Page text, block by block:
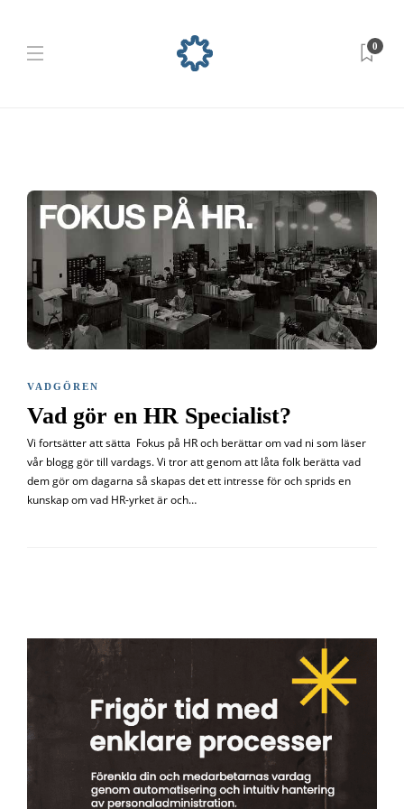
0
VADGÖREN
Vad gör en HR Specialist?
Vi fortsätter att sätta Fokus på HR och berättar om vad ni som läser
vår blogg gör till vardags. Vi tror att genom att låta folk berätta vad
dem gör om dagarna så skapas det ett intresse för och sprids en
kunskap om vad HR-yrket är och…